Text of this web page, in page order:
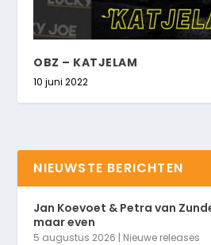
OBZ – KATJELAM
10 juni 2022
NIEUWSTE BERICHTEN
Jan Koevoet & Petra van
maar even
5 augustus 2026 | Nieuwe releases